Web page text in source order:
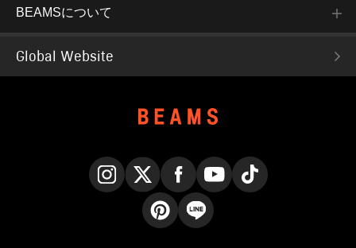
BEAMSについて
Global Website